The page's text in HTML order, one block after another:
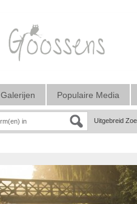
Galerijen Populaire Media
Uitgebreid